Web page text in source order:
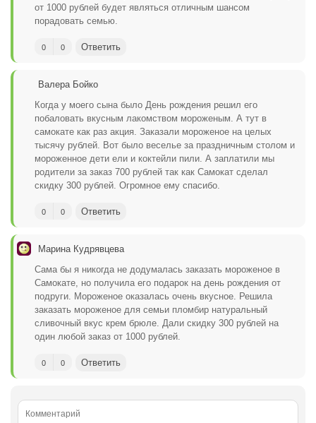
от 1000 рублей будет являться отличным шансом
порадовать семью.
0 0 Ответить
Валера Бойко
Когда у моего сына было День рождения решил его
побаловать вкусным лакомством мороженым. А тут в
самокате как раз акция. Заказали мороженое на целых
тысячу рублей. Вот было веселье за праздничным столом и
мороженное дети ели и коктейли пили. А заплатили мы
родители за заказ 700 рублей так как Самокат сделал
скидку 300 рублей. Огромное ему спасибо.
0 0 Ответить
Марина Кудрявцева
Сама бы я никогда не додумалась заказать мороженое в
Самокате, но получила его подарок на день рождения от
подруги. Мороженое оказалась очень вкусное. Решила
заказать мороженое для семьи пломбир натуральный
сливочный вкус крем брюле. Дали скидку 300 рублей на
один любой заказ от 1000 рублей.
0 0 Ответить